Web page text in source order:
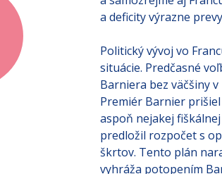
a samozrejme aj
Politický vývoj vo
situácie. Predčasné
Barniera bez väčšiny
Premiér Barnier
aspoň nejakej
predložil rozpočet s
škrtov. Tento plán